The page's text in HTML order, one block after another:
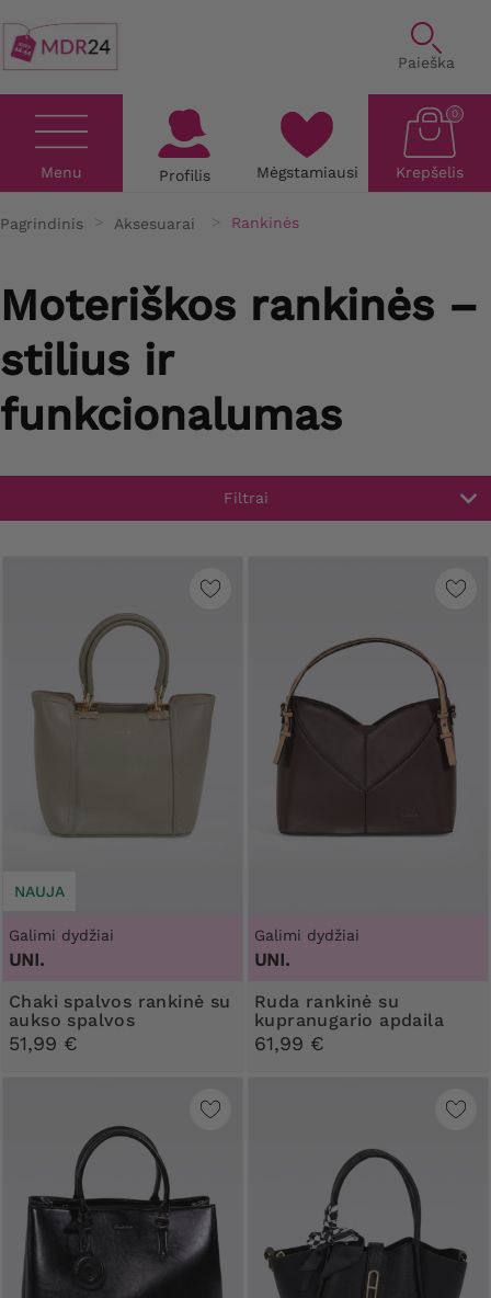
Paieška
Menu Profilis Mėgstamiausi Krepšelis
0
Pagrindinis Aksesuarai Rankinės
Moteriškos rankinės –
stilius ir
funkcionalumas
Filtrai
NAUJA
Galimi dydžiai
UNI.
Chaki spalvos rankinė su
aukso spalvos
elementais
51,99 €
Galimi dydžiai
UNI.
Ruda rankinė su
kupranugario apdaila
61,99 €